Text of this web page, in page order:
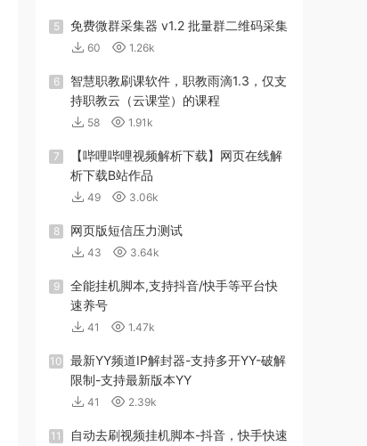
5 免费微群采集器 v1.2 批量群二维码采集
60 1.26k
6
智慧职教刷课软件，职教雨滴1.3，仅支
持职教云（云课堂）的课程
58 1.91k
7
【哔哩哔哩视频解析下载】网页在线解
析下载B站作品
49 3.06k
8 网页版短信压力测试
43 3.64k
9
全能挂机脚本,支持抖音/快手等平台快
速养号
41 1.47k
10
最新YY频道IP解封器-支持多开YY-破解
限制-支持最新版本YY
41 2.39k
11
自动去刷视频挂机脚本-抖音，快手快速